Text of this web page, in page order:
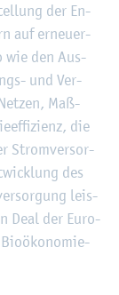
der En­
auf er­neu­er­
wie den Aus­
und Ver­
Maß­
die
Strom­ver­sor­
des
leis­
Deal der Eu­ro­
Bio­öko­no­mie­